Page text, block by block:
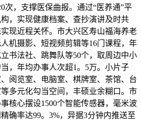
次，支撑医保曲报。通过“医养通”平
，实现健康档案、查抄演讲及时共
现近程关怀。市大兴区寿山福海养老
机摄影、短视频剪辑等16门课程，年
书法社、跳舞队等50个，取周边中小
，年均办事人次超1。5万。小片子
阅览室、电脑室、棋牌室、茶馆、台
多元化勾当空间，丰硕业余糊口。市
核心摆设1500个智能传感器，毫米波
确率达99。3%，异据3分钟内推送至